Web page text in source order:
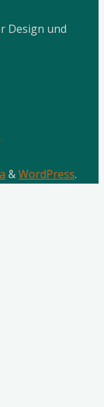
Design und
&WordPress.